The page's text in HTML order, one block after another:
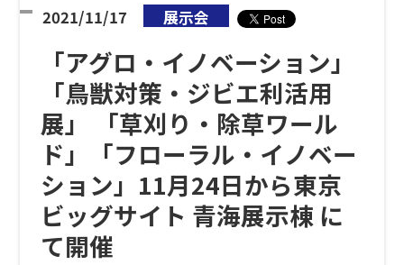
「アグロ・イノベーション」
「鳥獣対策・ジビエ利活用
展」 「草刈り・除草ワール
ド」「フローラル・イノベー
ション」11月24日から東京
ビッグサイト 青海展示棟 に
て開催
2021/11/17 展示会